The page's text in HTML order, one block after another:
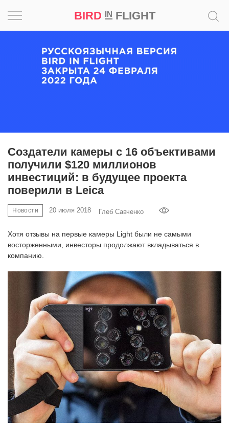
BIRD INFLIGHT
Создатели камеры с 16 объективами
получили $120 миллионов
инвестиций: в будущее проекта
поверили в Leica
Новости 20 июля 2018 Глеб Савченко
Хотя отзывы на первые камеры Light были не самыми
восторженными, инвесторы продолжают вкладываться в
компанию.